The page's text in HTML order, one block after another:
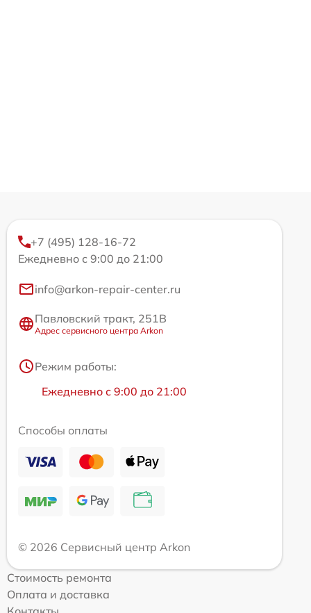
+7 (495) 128-16-72
Ежедневно с 9:00 до 21:00
info@arkon-repair-center.ru
Павловский тракт, 251В
Адрес сервисного центра Arkon
Режим работы:
Ежедневно с 9:00 до 21:00
Способы оплаты
© 2026 Сервисный центр Arkon
Стоимость ремонта
Оплата и доставка